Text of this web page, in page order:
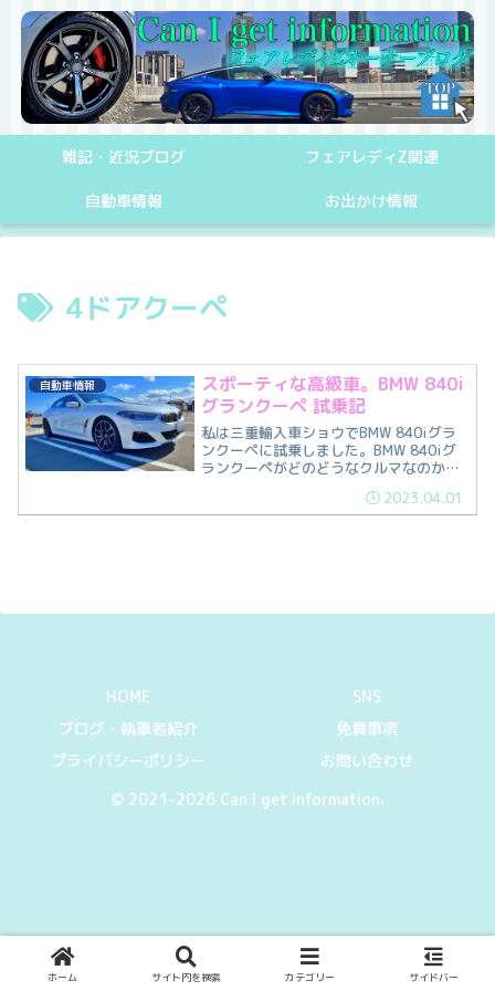
雑記・近況ブログ フェアレディZ関連
自動車情報 お出かけ情報
4ドアクーペ
自動車情報
スポーティな高級車。BMW 840i
グランクーペ 試乗記
私は三重輸入車ショウでBMW 840iグラ
ンクーペに試乗しました。BMW 840iグ
ランクーペがどのどうなクルマなのか私
2023.04.01
HOME
SNS
ブログ・執筆者紹介
免責事項
プライバシーポリシー
お問い合わせ
© 2021-2026 Can I get information.
ホーム サイト内を検索 カテゴリー サイドバー